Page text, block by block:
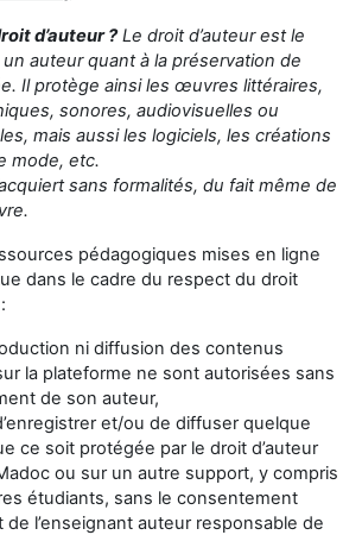
d’auteur ?Le droit d’auteur est le
auteur quant à la préservation de
Il protège ainsi les œuvres littéraires,
sonores, audiovisuelles ou
mais aussi les logiciels, les créations
mode, etc.
sans formalités, du fait même de
pédagogiques mises en ligne
dans le cadre du respect du droit
ni diffusion des contenus
la plateforme ne sont autorisées sans
de son auteur,
et/ou de diffuser quelque
ce soit protégée par le droit d’auteur
ou sur un autre support, y compris
étudiants, sans le consentement
de l’enseignant auteur responsable de